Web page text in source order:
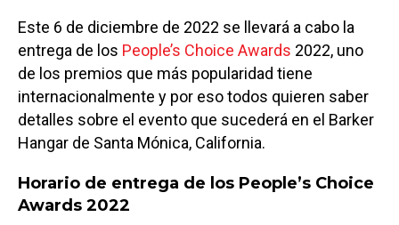
Este 6 de diciembre de 2022 se llevará a cabo la
entrega de los People’s Choice Awards 2022, uno
de los premios que más popularidad tiene
internacionalmente y por eso todos quieren saber
detalles sobre el evento que sucederá en el Barker
Hangar de Santa Mónica, California.
Horario de entrega de los People’s Choice
Awards 2022